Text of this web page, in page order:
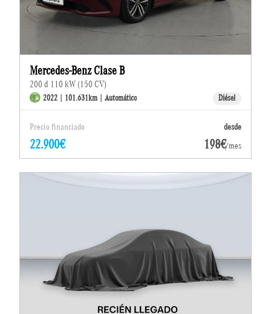
Mercedes-Benz Clase B
200 d 110 kW (150 CV)
2022 | 101.631km | Automático Diésel
Precio financiado desde
22.900€ 198€/mes